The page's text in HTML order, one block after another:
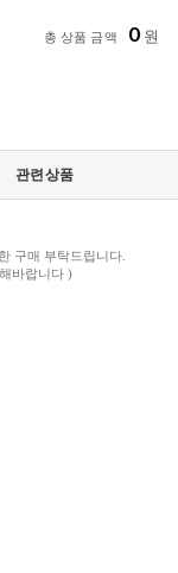
총 상품 금액 0 원
관련상품
구매 부탁드립니다.
바랍니다 )